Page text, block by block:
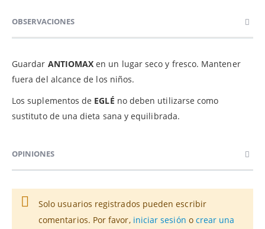
OBSERVACIONES
Guardar ANTIOMAX en un lugar seco y fresco. Mantener
fuera del alcance de los niños.
Los suplementos de EGLÉ no deben utilizarse como
sustituto de una dieta sana y equilibrada.
OPINIONES
Solo usuarios registrados pueden escribir
comentarios. Por favor, iniciar sesión o crear una